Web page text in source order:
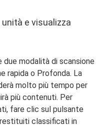
e visualizza
modalità di scansione
rapida o Profonda. La
molto più tempo per
più contenuti. Per
fare clic sul pulsante
classificati in